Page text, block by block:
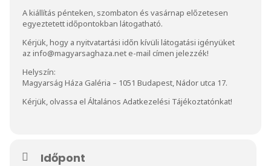
A kiállítás pénteken, szombaton és vasárnap előzetesen
egyeztetett időpontokban látogatható.
Kérjük, hogy a nyitvatartási időn kívüli látogatási igényüket
az info@magyarsaghaza.net e-mail címen jelezzék!
Helyszín:
Magyarság Háza Galéria – 1051 Budapest, Nádor utca 17.
Kérjük, olvassa el Általános Adatkezelési Tájékoztatónkat!
Időpont